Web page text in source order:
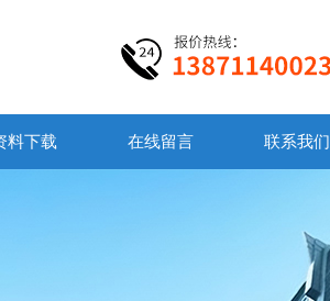
料下载 在线留言 联系我们